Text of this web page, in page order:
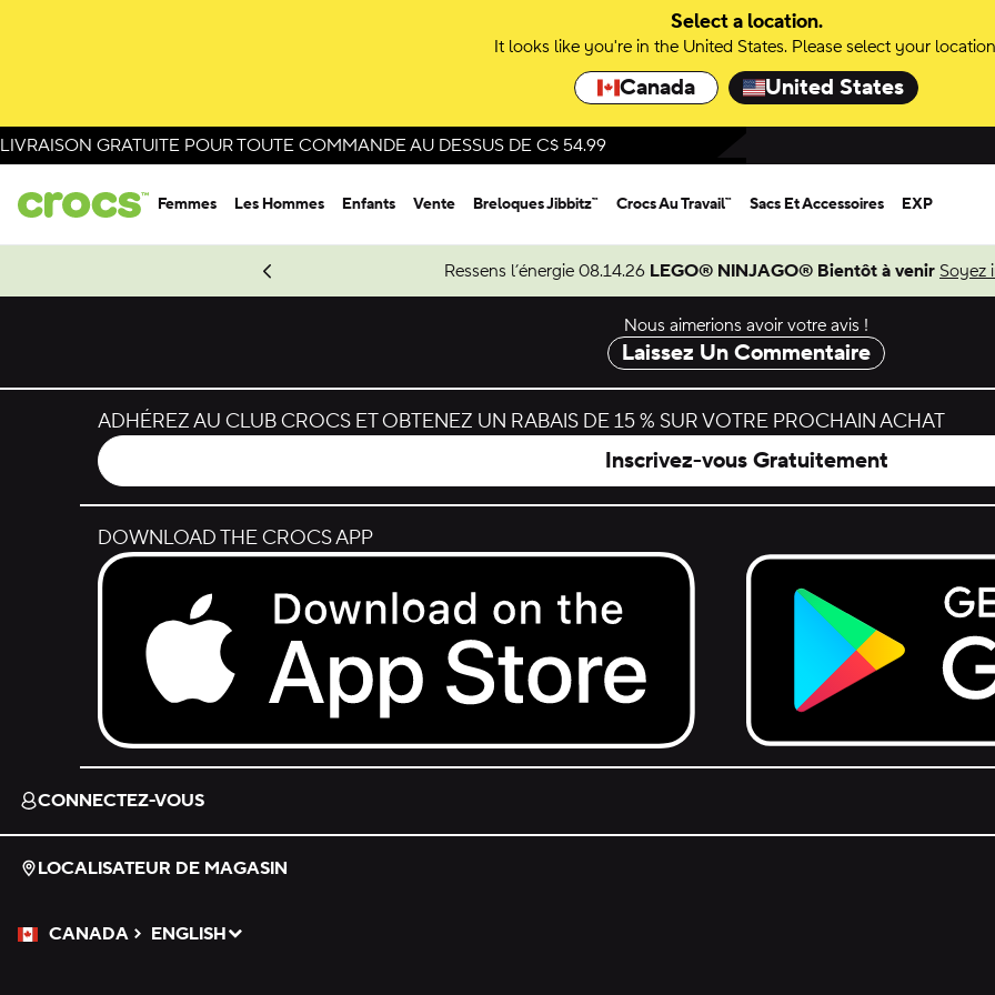
Select a location.
It looks like you're in the United States. Please select your
Canada United States
LIVRAISON GRATUITE POUR TOUTE COMMANDE AU DESSUS DE C$ 54.99
Femmes Les Hommes Enfants Vente Breloques Jibbitz™ Crocs Au Travail™ Sacs Et Accessoires EXP
Ressens l’énergie 08.14.26 LEGO® NINJAGO® Bientôt à venir Soyez
Magasinez Spider-Man
Nous aimerions avoir votre avis !
Laissez Un Commentaire
ADHÉREZ AU CLUB CROCS ET OBTENEZ UN RABAIS DE 15 % SUR VOTRE PROCHAIN ACHAT
Inscrivez-vous Gratuitement
DOWNLOAD THE CROCS APP
Download on the App Store.
Get it on Google Play.
CONNECTEZ-VOUS
LOCALISATEUR DE MAGASIN
CANADA
Veuillez sélectionner une langue
ENGLISH
Sélectionné